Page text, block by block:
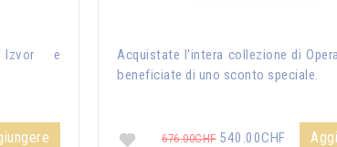
Izvor e
Acquistate l'intera collezione di
beneficiate di uno sconto speciale.
676.00CHF540.00CHF